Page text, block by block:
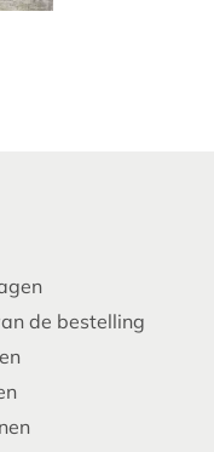
de bestelling